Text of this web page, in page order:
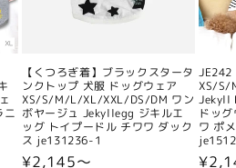
ニ
【くつろぎ着】ブラックスタータ
ンクトップ 犬服 ドッグウェア
XS/S/M/L/XL/XXL/DS/DM ワン
ボヤージュ Jekyllegg ジキルエ
ッグ トイプードル チワワ ダック
ス je131236-1
通
¥2,145〜
JE242
XS/S/
Jekyll
ドッ
ワ ポ
通